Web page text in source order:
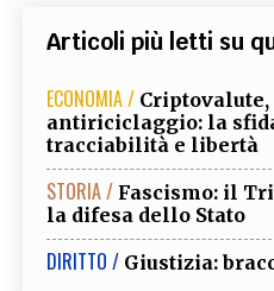
Articoli più letti su
ECONOMIA / Criptovalute,
antiriciclaggio: la
tracciabilità e libertà
STORIA / Fascismo: il
la difesa dello Stato
DIRITTO / Giustizia: